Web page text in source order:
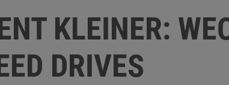
KLEINER:
DRIVES